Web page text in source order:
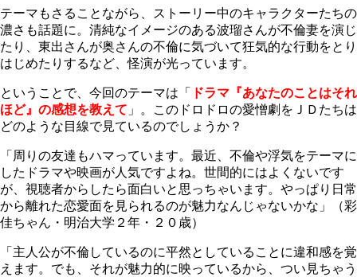
テーマもさることながら、ストーリー中のキャラクターたちの
濃さも話題に。清純なイメージのある波瑠さんが不倫妻を演じ
たり、東出さんが奥さんの不倫に気づいて狂気的な行動をとり
はじめたりするなど、怪演が光っています。
ということで、今回のテーマは「
ドラマ『あなたのことはそれ
ほど』の感想を教えて 」。このドロドロの愛憎劇をＪＤたちは
どのような目線で見ているのでしょうか？
「周りの友達もハマっています。最近、不倫や浮気をテーマに
したドラマや映画が人気ですよね。世間的にはよくないです
が、視聴者からしたら面白いと思っちゃいます。やっぱり日常
から離れた恋愛面を見られるのが魅力なんじゃないかな」（彩
佳ちゃん・明治大学２年・２０歳）
「主人公が不倫しているのに平然としていることに違和感を覚
えます。でも、それが魅力的に映っているから、つい見ちゃう